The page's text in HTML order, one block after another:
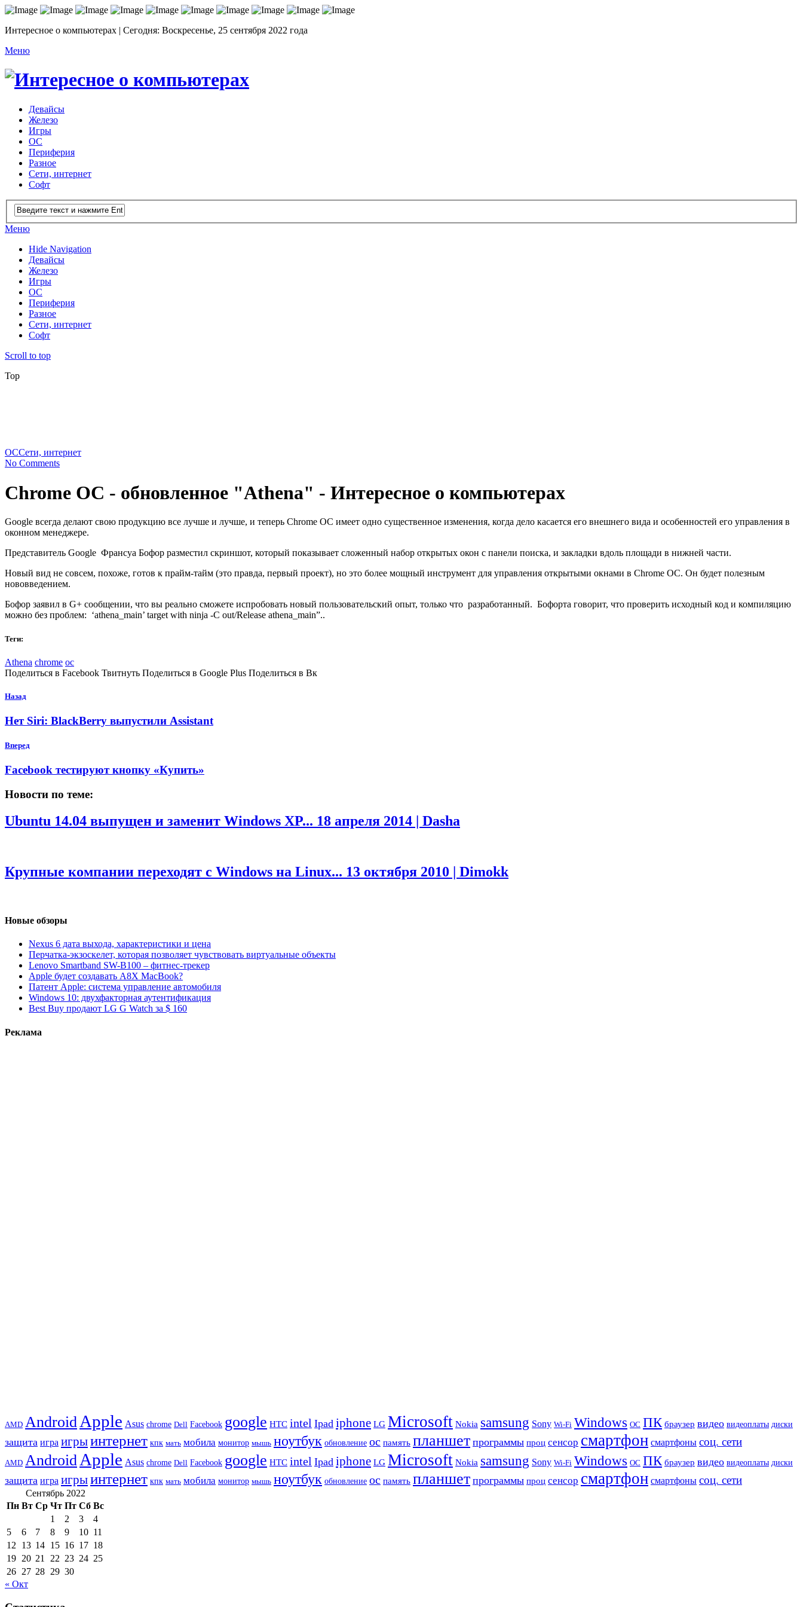
Интересное о компьютерах | Сегодня: Воскресенье, 25 сентября 2022 года
Меню
Девайсы
Железо
Игры
ОС
Периферия
Разное
Сети, интернет
Софт
Меню
Hide Navigation
Девайсы
Железо
Игры
ОС
Периферия
Разное
Сети, интернет
Софт
Scroll to top
Top
ОССети, интернет
No Comments
Chrome OС - обновленное "Athena" - Интересное о компьютерах
Google всегда делают свою продукцию все лучше и лучше, и теперь Chrome OС имеет одно существенное изменения, когда дело касается его внешнего вида и особенностей его управления в
оконном менеджере.
Представитель Google Франсуа Бофор разместил скриншот, который показывает сложенный набор открытых окон с панели поиска, и закладки вдоль площади в нижней части.
Новый вид не совсем, похоже, готов к прайм-тайм (это правда, первый проект), но это более мощный инструмент для управления открытыми окнами в Chrome OС. Он будет полезным
нововведением.
Бофор заявил в G+ сообщении, что вы реально сможете испробовать новый пользовательский опыт, только что разработанный. Бофорта говорит, что проверить исходный код и компиляцию
можно без проблем: ‘athena_main’ target with ninja -C out/Release athena_main”..
Теги:
Athena chrome ос
Поделиться в Facebook Твитнуть Поделиться в Google Plus Поделиться в Вк
Назад
Нет Siri: BlackBerry выпустили Assistant
Вперед
Facebook тестируют кнопку «Купить»
Новости по теме:
Ubuntu 14.04 выпущен и заменит Windows XP... 18 апреля 2014 | Dasha
Крупные компании переходят с Windows на Linux... 13 октября 2010 | Dimokk
Новые обзоры
Nexus 6 дата выхода, характеристики и цена
Перчатка-экзоскелет, которая позволяет чувствовать виртуальные объекты
Lenovo Smartband SW-B100 – фитнес-трекер
Apple будет создавать A8X MacBook?
Патент Apple: система управление автомобиля
Windows 10: двухфакторная аутентификация
Best Buy продают LG G Watch за $ 160
Реклама
AMD Android Apple Asus chrome Dell Facebook google HTC intel Ipad iphone LG Microsoft Nokia samsung Sony Wi-Fi Windows ОС ПК браузер видео видеоплаты диски
защита игра игрыинтернет кпк мать мобила монитор мышь ноутбук обновление ос память планшет программы проц сенсор смартфон смартфоны соц. сети
AMD Android Apple Asus chrome Dell Facebook google HTC intel Ipad iphone LG Microsoft Nokia samsung Sony Wi-Fi Windows ОС ПК браузер видео видеоплаты диски
защита игра игрыинтернет кпк мать мобила монитор мышь ноутбук обновление ос память планшет программы проц сенсор смартфон смартфоны соц. сети
Сентябрь 2022
Пн Вт Ср Чт Пт Сб Вс
1
2 3
4
5
6 7 8 9 10 11
12
13 14 15 16 17 18
19 20 21 22 23 24 25
26 27 28 29 30
« Окт